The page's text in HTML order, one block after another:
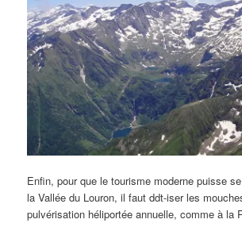
Enfin, pour que le tourisme moderne puisse
la Vallée du Louron, il faut ddt-iser les
pulvérisation héliportée annuelle, comme à la